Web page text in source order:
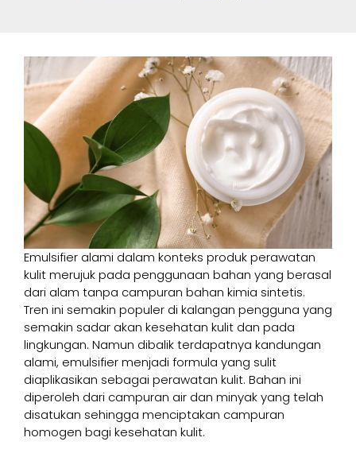
Emulsifier alami dalam konteks produk perawatan
kulit merujuk pada penggunaan bahan yang berasal
dari alam tanpa campuran bahan kimia sintetis.
Tren ini semakin populer di kalangan pengguna yang
semakin sadar akan kesehatan kulit dan pada
lingkungan. Namun dibalik terdapatnya kandungan
alami, emulsifier menjadi formula yang sulit
diaplikasikan sebagai perawatan kulit. Bahan ini
diperoleh dari campuran air dan minyak yang telah
disatukan sehingga menciptakan campuran
homogen bagi kesehatan kulit.